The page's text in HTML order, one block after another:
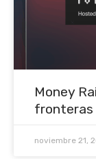
Money
fronteras
noviembre 21,